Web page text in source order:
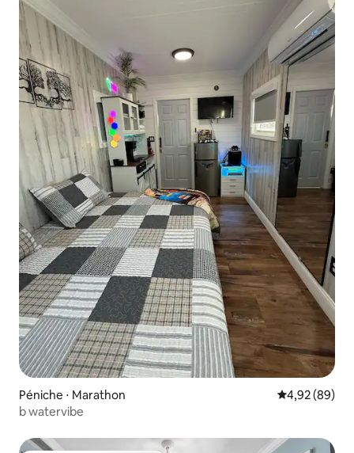
Péniche ⋅ Marathon Évaluation
4,92 (89)
b watervibe